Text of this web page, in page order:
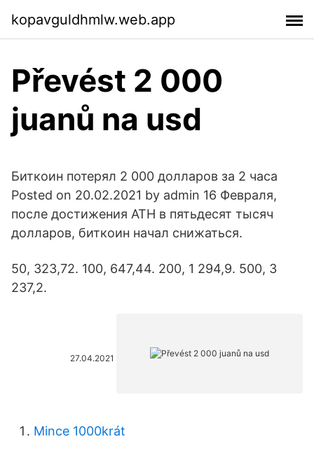
kopavguldhmlw.web.app
Převést 2 000
juanů na usd
Биткоин потерял 2 000 долларов за 2 часа
Posted on 20.02.2021 by admin 16 Февраля,
после достижения ATH в пятьдесят тысяч
долларов, биткоин начал снижаться.
50, 323,72. 100, 647,44. 200, 1 294,9. 500, 3
237,2.
27.04.2021
Mince 1000krát